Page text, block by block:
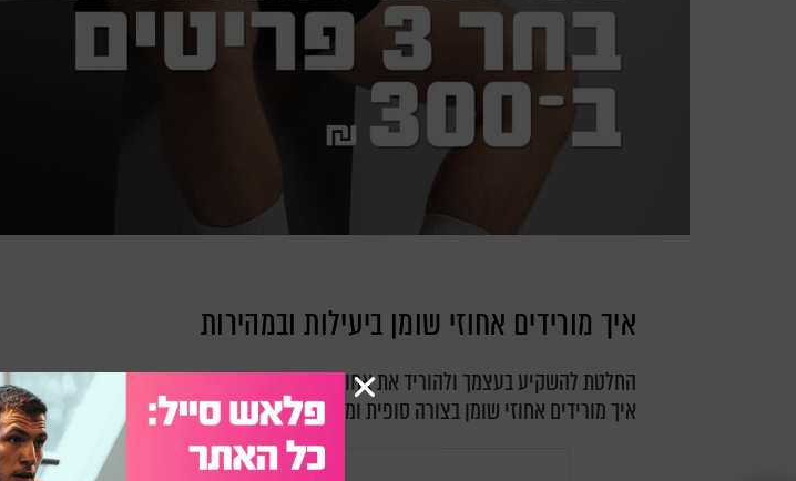
איך מורידים אחוזי שומן ביעילות ובמהירות
החלטת להשקיע בעצמך ולהוריד את אחוזי השומן האחרונים האלה שמציקים לך, מעולה!
איך מורידים אחוזי שומן בצורה סופית ומדויקת? הנה 10 טיפים מצוינים בדיוק בשביל זה